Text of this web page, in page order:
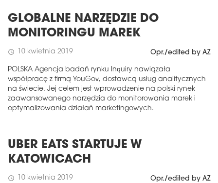
GLOBALNE NARZĘDZIE DO
MONITORINGU MAREK
schedule 10 kwietnia 2019 Opr./edited by AZ
POLSKA Agencja badań rynku Inquiry nawiązała
współpracę z firmą YouGov, dostawcą usług analitycznych
na świecie. Jej celem jest wprowadzenie na polski rynek
zaawansowanego narzędzia do monitorowania marek i
optymalizowania działań marketingowych.
UBER EATS STARTUJE W
KATOWICACH
schedule 10 kwietnia 2019 Opr./edited by AZ